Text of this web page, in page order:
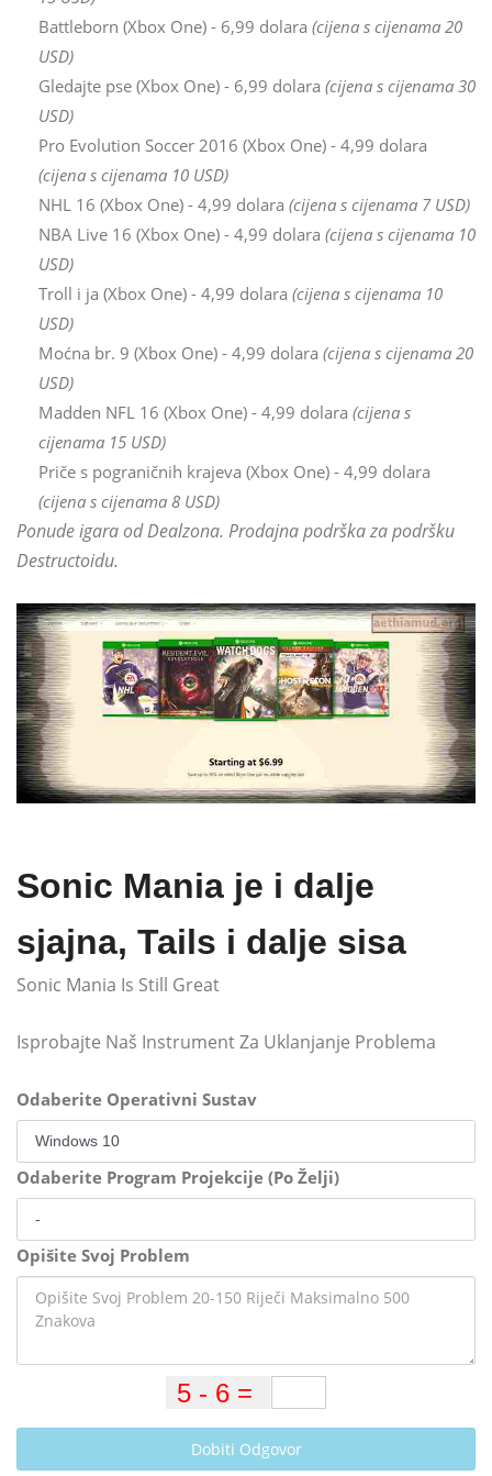
Battleborn (Xbox One) - 6,99 dolara (cijena s cijenama 20
USD)
Gledajte pse (Xbox One) - 6,99 dolara (cijena s cijenama 30
USD)
Pro Evolution Soccer 2016 (Xbox One) - 4,99 dolara
(cijena s cijenama 10 USD)
NHL 16 (Xbox One) - 4,99 dolara (cijena s cijenama 7 USD)
NBA Live 16 (Xbox One) - 4,99 dolara (cijena s cijenama 10
USD)
Troll i ja (Xbox One) - 4,99 dolara (cijena s cijenama 10
USD)
Moćna br. 9 (Xbox One) - 4,99 dolara (cijena s cijenama 20
USD)
Madden NFL 16 (Xbox One) - 4,99 dolara (cijena s
cijenama 15 USD)
Priče s pograničnih krajeva (Xbox One) - 4,99 dolara
(cijena s cijenama 8 USD)
Ponude igara od Dealzona. Prodajna podrška za podršku
Destructoidu.
Sonic Mania je i dalje
sjajna, Tails i dalje sisa
Sonic Mania Is Still Great
Isprobajte Naš Instrument Za Uklanjanje Problema
Odaberite Operativni Sustav
Odaberite Program Projekcije (Po Želji)
Opišite Svoj Problem
Dobiti Odgovor